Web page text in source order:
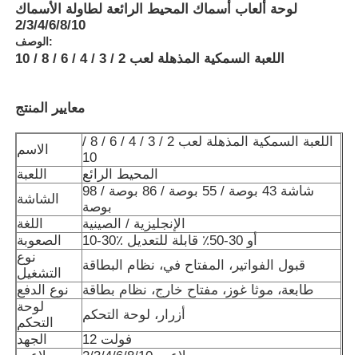
منزل
المنتجات
أشرطة فيديو
لوحة ألعاب أسماك المحيط الرائعة لطاولة الأسماك
2/3/4/6/8/10
الوصف:
اللعبة السمكية المذهلة لعب 2 / 3 / 4 / 6 / 8 / 10
معايير المنتج
الاسم
اللعبة السمكية المذهلة لعب 2 / 3 / 4 / 6 / 8 /
10
اللعبة
المحيط الرائع
الشاشة
شاشة 43 بوصة / 55 بوصة / 86 بوصة / 98
بوصة
اللغة
الإنجليزية / الصينية
الصعوبة
10-30٪ أو 30-50٪ قابلة للتعديل
نوع
التشغيل
قبول الفواتير، المفتاح في، نظام البطاقة
نوع الدفع
طابعة، موثا غوز، مفتاح خارج، نظام بطاقة
لوحة
التحكم
أزرار، لوحة التحكم
الجهد
12 فولت